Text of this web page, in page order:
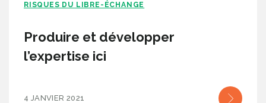
RISQUES DU LIBRE-ÉCHANGE
Produire et développer
l’expertise ici
4 JANVIER 2021